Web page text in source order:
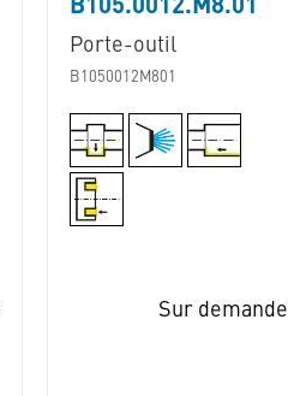
B105.0012.M8.01
Porte-outil
B1050012M801
Sur demande